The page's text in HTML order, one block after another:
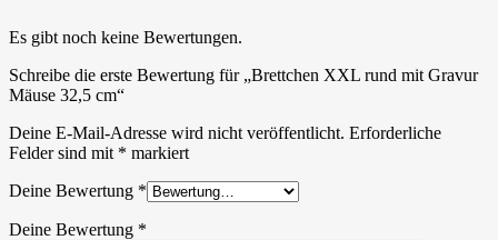
Es gibt noch keine Bewertungen.
Schreibe die erste Bewertung für „Brettchen XXL rund mit Gravur
Mäuse 32,5 cm“
Deine E-Mail-Adresse wird nicht veröffentlicht. Erforderliche
Felder sind mit * markiert
Deine Bewertung *
Deine Bewertung *